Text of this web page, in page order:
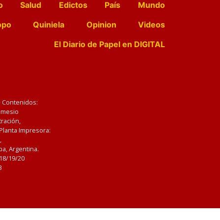
Salud Edictos País
Mundo
Quiniela Opinion
Videos
El Diario de Papel en DIGITAL
Impresora:
Argentina.
19/20